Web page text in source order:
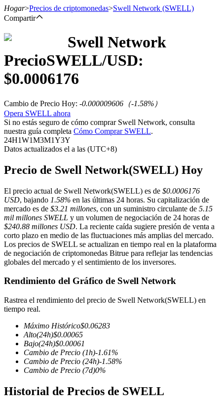
Futuros del USDT
Futuros que utilizan USDT como garantía
Futuros COIN-M
Futuros de criptomonedas
Derivados de acciones, divisas, metales preciosos y materias
primas
Hogar>Precios de criptomonedas>Swell Network (SWELL)
Compartir
Swell Network
PrecioSWELL/USD:
$0.0006176
Cambio de Precio Hoy: -0.000009606 （-1.58%）
Opera SWELL ahora
Si no estás seguro de cómo comprar Swell Network, consulta
nuestra guía completa Cómo Comprar SWELL.
24H1W1M3M1Y3Y
Datos actualizados el a las (UTC+8)
Precio de Swell Network(SWELL) Hoy
El precio actual de Swell Network(SWELL) es de $0.0006176
USD, bajando 1.58% en las últimas 24 horas. Su capitalización de
mercado es de $3.21 millones, con un suministro circulante de 5.15
mil millones SWELL y un volumen de negociación de 24 horas de
$240.88 millones USD. La reciente caída sugiere presión de venta a
corto plazo en medio de las fluctuaciones más amplias del mercado.
Los precios de SWELL se actualizan en tiempo real en la plataforma
de negociación de criptomonedas Bitrue para reflejar las tendencias
globales del mercado y el sentimiento de los inversores.
Rendimiento del Gráfico de Swell Network
Rastrea el rendimiento del precio de Swell Network(SWELL) en
tiempo real.
Máximo Histórico$0.06283
Alto(24h)$0.00065
Bajo(24h)$0.00061
Cambio de Precio (1h)-1.61%
Cambio de Precio (24h)-1.58%
Cambio de Precio (7d)0%
Historial de Precios de SWELL